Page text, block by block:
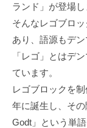
ランド」が登場し
そんなレゴブロ
あり、語源もデ
「レゴ」とはデ
ています。
レゴブロックを
年に誕⽣し、そ
Godt」という単